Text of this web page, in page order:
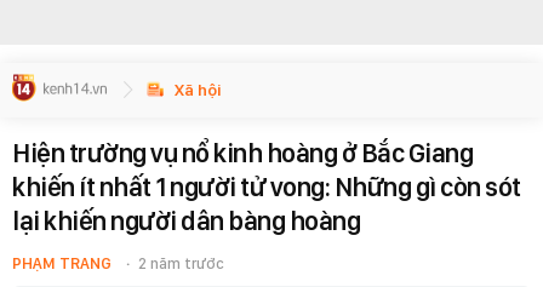
Xã hội
Hiện trường vụ nổ kinh hoàng ở Bắc Giang
khiến ít nhất 1 người tử vong: Những gì còn sót
lại khiến người dân bàng hoàng
PHẠM TRANG 2 năm trước